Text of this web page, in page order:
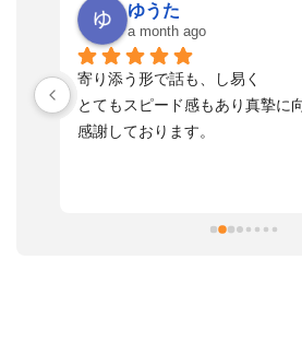
ゆうた
a month ago
寄り添う形で話も、し易く
とてもスピード感もあり真摯に
感謝しております。